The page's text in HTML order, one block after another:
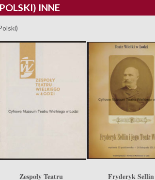
INNE
Zespoły Teatru
Fryderyk Sellin